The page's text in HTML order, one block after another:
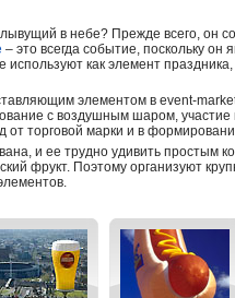
в небе? Прежде всего, он
– это всегда событие, поскольку
как элемент
элементом в event-
с воздушным шаром,
от торговой марки и в
и ее трудно удивить простым
фрукт. Поэтому организуют